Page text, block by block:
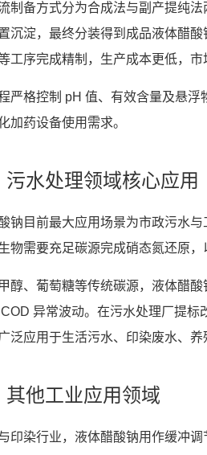
制备方式分为合成法与副产提纯
沉淀，最终分装得到成品液体醋
工序完成精制，生产成本更低，市
严格控制 pH 值、有效含量及悬
加药设备使用需求。
污水处理领域核心应用
钠目前最大应用场景为市政污水
物需要充足碳源完成硝态氮还原，
醇、葡萄糖等传统碳源，液体醋
异常波动。在污水处理厂提
泛应用于生活污水、印染废水、
其他工业应用领域
印染行业，液体醋酸钠用作缓冲